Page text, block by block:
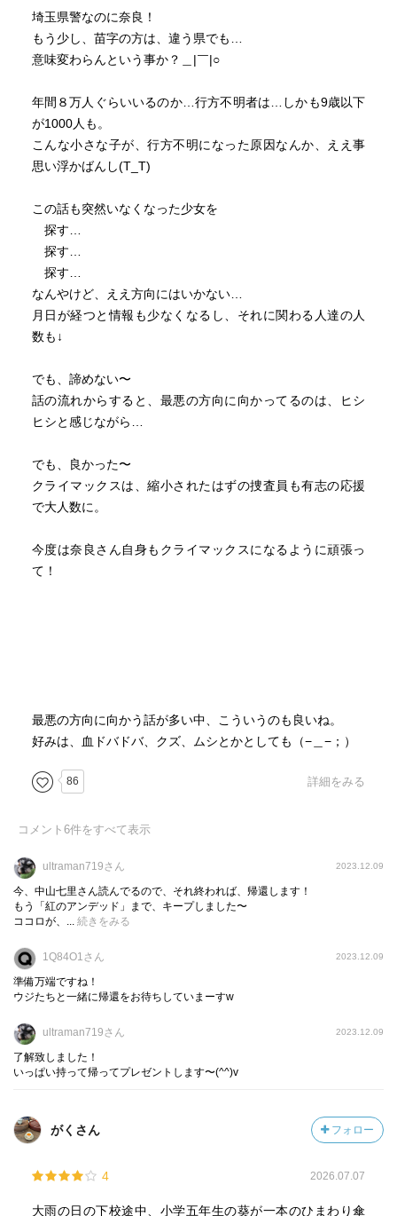
これからは、
子供達の行方不明の報道を見聞きする度に
今まで以上に心がざわついてしまうに違いない
埼玉県警なのに奈良！
もう少し、苗字の方は、違う県でも…
意味変わらんという事か？＿|￣|○
年間８万人ぐらいいるのか…行方不明者は…しかも9歳以下
が1000人も。
こんな小さな子が、行方不明になった原因なんか、ええ事
思い浮かばんし(T_T)
この話も突然いなくなった少女を
探す…
探す…
探す…
なんやけど、ええ方向にはいかない…
月日が経つと情報も少なくなるし、それに関わる人達の人
数も↓
でも、諦めない〜
話の流れからすると、最悪の方向に向かってるのは、ヒシ
ヒシと感じながら…
でも、良かった〜
クライマックスは、縮小されたはずの捜査員も有志の応援
で大人数に。
今度は奈良さん自身もクライマックスになるように頑張っ
て！
最悪の方向に向かう話が多い中、こういうのも良いね。
好みは、血ドバドバ、クズ、ムシとかとしても（−＿−；）
86 詳細をみる
コメント 6件をすべて表示
ultraman719さん 2023.12.09
今、中山七里さん読んでるので、それ終われば、帰還します！
もう「紅のアンデッド」まで、キープしました〜
ココロが、... 続きをみる
1Q84O1さん 2023.12.09
準備万端ですね！
ウジたちと一緒に帰還をお待ちしていまーすw
ultraman719さん 2023.12.09
了解致しました！
いっぱい持って帰ってプレゼントします〜(^^)v
がくさん フォロー
4 2026.07.07
大雨の日の下校途中、小学五年生の葵が一本のひまわり傘